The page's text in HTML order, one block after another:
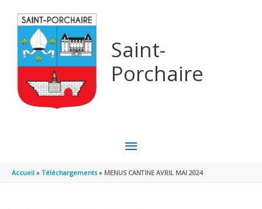
Saint-
Porchaire
MENU
PRINCIPAL
Accueil Téléchargements MENUS CANTINE AVRIL MAI 2024